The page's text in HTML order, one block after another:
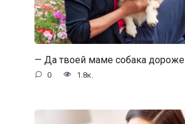
— Да твоей маме собака дороже
0 1.8к.